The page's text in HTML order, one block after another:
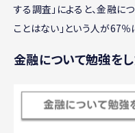
する調査」によると、金融に
ことはない」という人が67％
金融について勉強をし